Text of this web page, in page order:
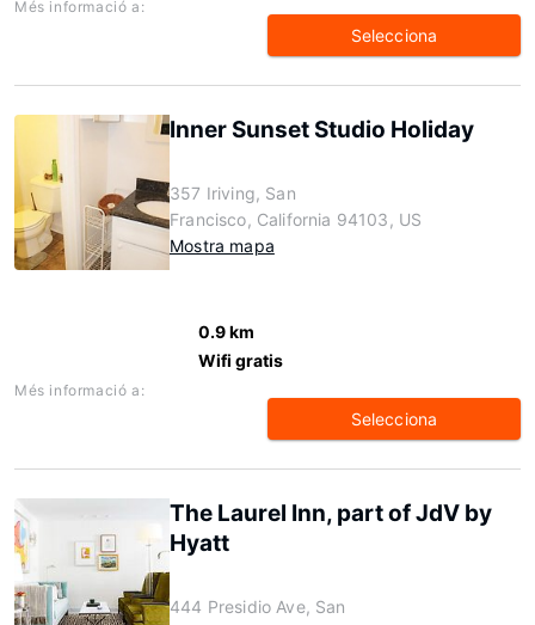
Més informació a:
Selecciona
Inner Sunset Studio Holiday
357 Iriving, San
Francisco, California 94103, US
Mostra mapa
0.9 km
Wifi gratis
Més informació a:
Selecciona
The Laurel Inn, part of JdV by
Hyatt
444 Presidio Ave, San